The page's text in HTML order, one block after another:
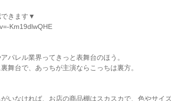
きます▼
Km19dlwQHE
パレル業界ってきっと表舞台のほう。
舞台で、あっちが主演ならこっちは裏方。
いなければ、お店の商品棚はスカスカで、色やサイ